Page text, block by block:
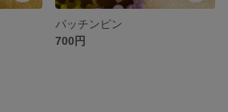
パッチンピン
700円